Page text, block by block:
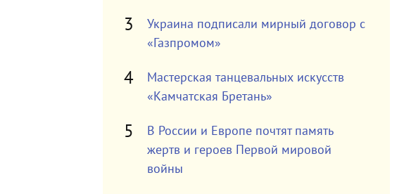
Украина подписали мирный договор с
«Газпромом»
Мастерская танцевальных искусств
«Камчатская Бретань»
В России и Европе почтят память
жертв и героев Первой мировой
войны